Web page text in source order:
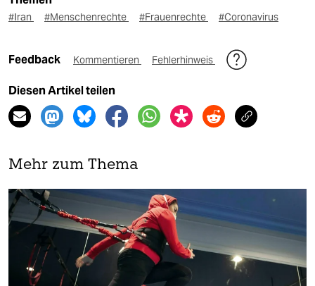
#Iran #Menschenrechte #Frauenrechte #Coronavirus
Feedback Kommentieren Fehlerhinweis
Diesen Artikel teilen
Mehr zum Thema